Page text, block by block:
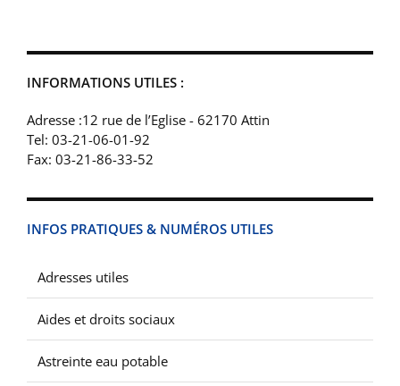
INFORMATIONS UTILES :
Adresse :12 rue de l’Eglise - 62170 Attin
Tel: 03-21-06-01-92
Fax: 03-21-86-33-52
INFOS PRATIQUES & NUMÉROS UTILES
Adresses utiles
Aides et droits sociaux
Astreinte eau potable